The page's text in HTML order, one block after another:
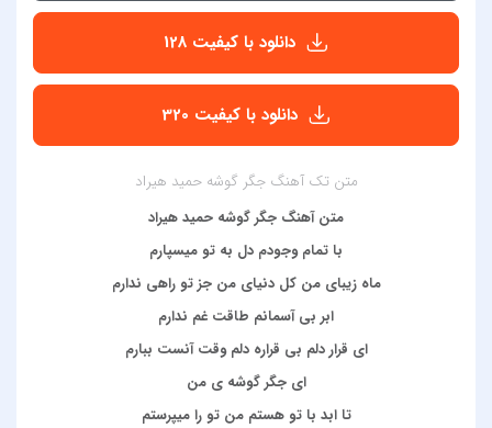
دانلود با کیفیت 128
دانلود با کیفیت 320
متن تک آهنگ جگر گوشه حمید هیراد
متن آهنگ جگر گوشه حمید هیراد
با تمام وجودم دل به تو میسپارم
ماه زیبای من کل دنیای من جز تو راهی ندارم
ابر بی آسمانم طاقت غم ندارم
ای قرار دلم بی قراره دلم وقت آنست ببارم
ای جگر گوشه ی من
تا ابد با تو هستم من تو را میپرستم